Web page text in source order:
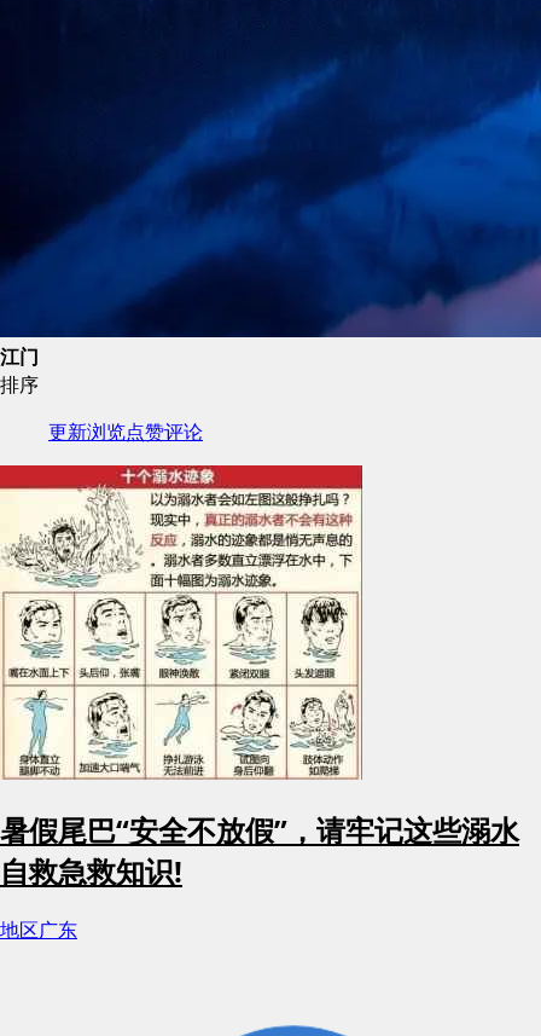
江门
排序
更新浏览点赞评论
暑假尾巴“安全不放假”，请牢记这些溺水
自救急救知识!
地区广东